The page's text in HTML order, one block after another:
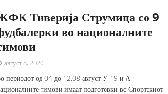
Тиверија Струмица со 9
во националните
август 8, 2020
периодот од 04 до 12.08 август У-19 и А
тимови имаат подготовки во Спортскиот